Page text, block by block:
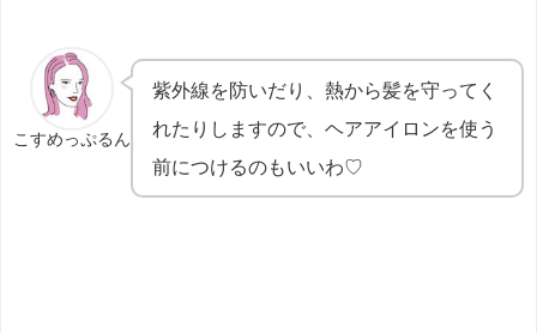
こすめっぷるん
紫外線を防いだり、熱から髪を守ってく
れたりしますので、ヘアアイロンを使う
前につけるのもいいわ♡